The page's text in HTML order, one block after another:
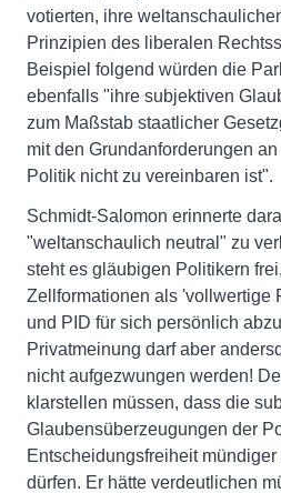
votierten, ihre
Prinzipien des liberalen
Beispiel folgend würden die
ebenfalls "ihre subjektiven
zum Maßstab staatlicher
mit den Grundanforderungen
Politik nicht zu vereinbaren ist".
Schmidt-Salomon erinnerte
"weltanschaulich neutral" zu
steht es gläubigen Politikern
Zellformationen als 'vollwertige
und PID für sich persönlich
Privatmeinung darf aber
nicht aufgezwungen werden!
klarstellen müssen, dass die
Glaubensüberzeugungen der
Entscheidungsfreiheit
dürfen. Er hätte verdeutlichen